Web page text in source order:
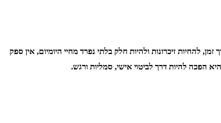
זיכרונות ולהיות חלק בלתי נפרד מחיי היומיום, אין ספק
הפכה להיות דרך לביטוי אישי, סמליות ורגש.